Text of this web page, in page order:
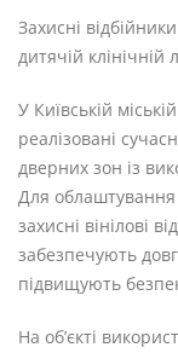
Захисні
дитячій клінічній
У Київській
реалізовані
дверних зон із
Для облаштування
захисні вінілові
забезпечують
підвищують
На об’єкті